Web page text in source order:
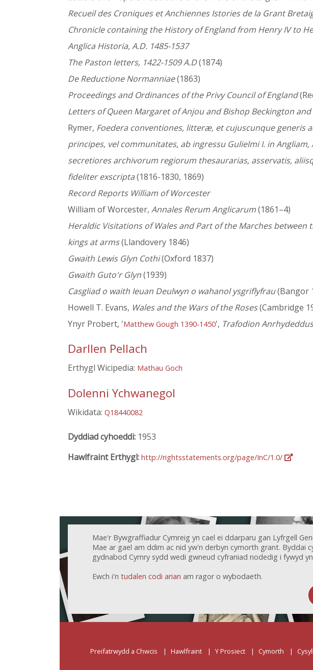
Recueil des Croniques et Anchiennes Istories de la Grant
Chronicle containing the History of England from Henry IV to
Anglica Historia, A.D. 1485-1537
The Paston letters, 1422-1509 A.D(1874)
De Reductione Normanniae(1863)
Proceedings and Ordinances of the Privy Council of England
Letters of Queen Margaret of Anjou and Bishop Beckington
Rymer, Foedera conventiones, litteræ, et cujuscunque generis
principes, vel communitates, ab ingressu Gulielmi I. in
secretiores archivorum regiorum thesaurarias, asservatis,
fideliter exscripta(1816-1830, 1869)
Record Reports William of Worcester
William of Worcester, Annales Rerum Anglicarum(1861–4)
Heraldic Visitations of Wales and Part of the Marches
kings at arms(Llandovery 1846)
Gwaith Lewis Glyn Cothi(Oxford 1837)
Gwaith Guto'r Glyn(1939)
Casgliad o waith Ieuan Deulwyn o wahanol ysgriflyfrau(Bangor
Howell T. Evans, Wales and the Wars of the Roses(Cambridge
Ynyr Probert, 'Matthew Gough 1390-1450', Trafodion
Darllen Pellach
Erthygl Wicipedia: Mathau Goch
Dolenni Ychwanegol
Wikidata: Q18440082
Dyddiad cyhoeddi: 1953
Hawlfraint Erthygl: http://rightsstatements.org/page/InC/1.0/
Mae'r Bywgraffiadur Cymreig yn cael ei ddarparu gan Lyfrgell
Mae ar gael am ddim ac nid yw'n derbyn cymorth grant. Byddai
gydnabod Cymry sydd wedi gwneud cyfraniad nodedig i fywyd
Ewch i'n tudalen codi arian am ragor o wybodaeth.
Preifatrwydd a Chwcis Hawlfraint Y Prosiect Cymorth